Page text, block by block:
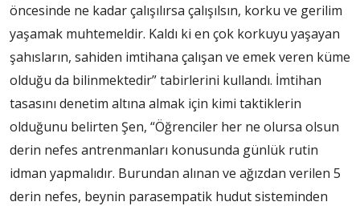
öncesinde ne kadar çalışılırsa çalışılsın, korku ve gerilim
yaşamak muhtemeldir. Kaldı ki en çok korkuyu yaşayan
şahısların, sahiden imtihana çalışan ve emek veren küme
olduğu da bilinmektedir” tabirlerini kullandı. İmtihan
tasasını denetim altına almak için kimi taktiklerin
olduğunu belirten Şen, “Öğrenciler her ne olursa olsun
derin nefes antrenmanları konusunda günlük rutin
idman yapmalıdır. Burundan alınan ve ağızdan verilen 5
derin nefes, beynin parasempatik hudut sisteminden